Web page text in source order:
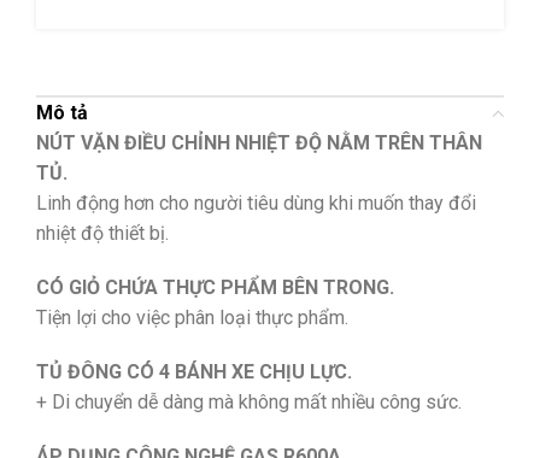
Mô tả
NÚT VẶN ĐIỀU CHỈNH NHIỆT ĐỘ NẰM TRÊN THÂN
TỦ.
Linh động hơn cho người tiêu dùng khi muốn thay đổi
nhiệt độ thiết bị.
CÓ GIỎ CHỨA THỰC PHẨM BÊN TRONG.
Tiện lợi cho việc phân loại thực phẩm.
TỦ ĐÔNG CÓ 4 BÁNH XE CHỊU LỰC.
+ Di chuyển dễ dàng mà không mất nhiều công sức.